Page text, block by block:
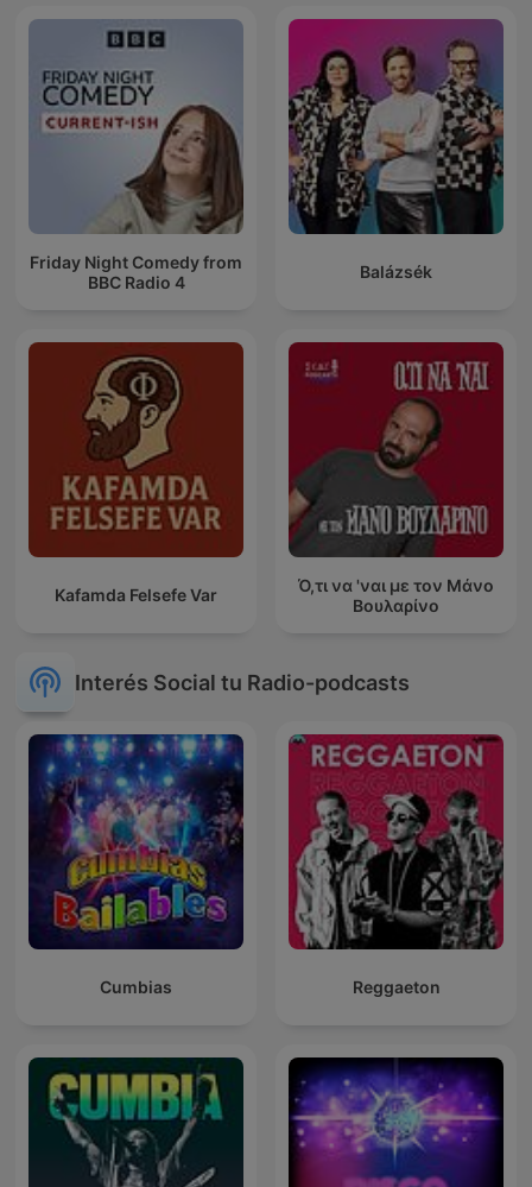
Friday Night Comedy from
BBC Radio 4
Balázsék
Kafamda Felsefe Var
Ό,τι να 'ναι με τον Μάνο
Βουλαρίνο
Interés Social tu Radio-podcasts
Cumbias Reggaeton